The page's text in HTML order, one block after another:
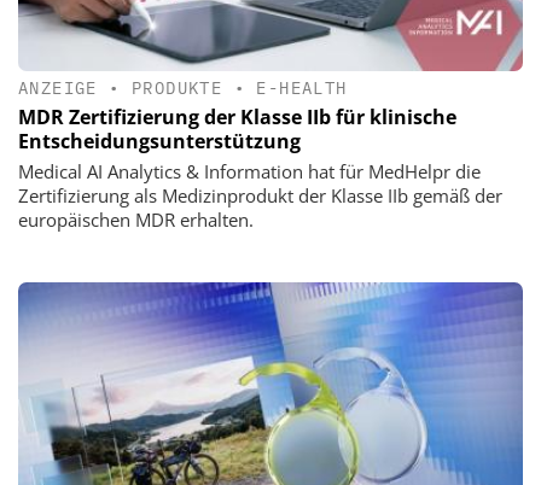
ANZEIGE • PRODUKTE • E-HEALTH
MDR Zertifizierung der Klasse IIb für klinische
Entscheidungsunterstützung
Medical AI Analytics & Information hat für MedHelpr die
Zertifizierung als Medizinprodukt der Klasse IIb gemäß der
europäischen MDR erhalten.